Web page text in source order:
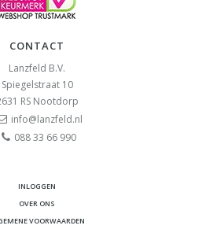
CONTACT
Lanzfeld B.V.
Spiegelstraat 10
RS Nootdorp
info@lanzfeld.nl
088 33 66 990
INLOGGEN
OVER ONS
VOORWAARDEN